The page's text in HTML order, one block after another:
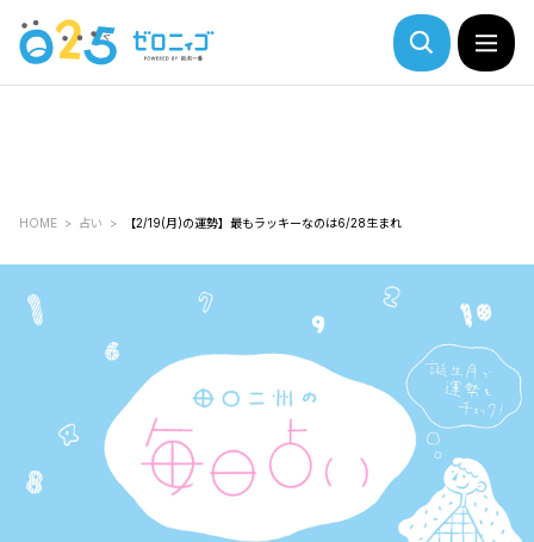
HOME 占い 【2/19(月)の運勢】最もラッキーなのは6/28生まれ